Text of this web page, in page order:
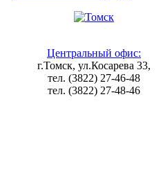
Центральный офис:
г.Томск, ул.Косарева 33,
тел. (3822) 27-46-48
тел. (3822) 27-48-46